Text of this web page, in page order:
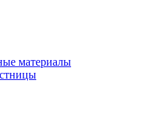
материалы